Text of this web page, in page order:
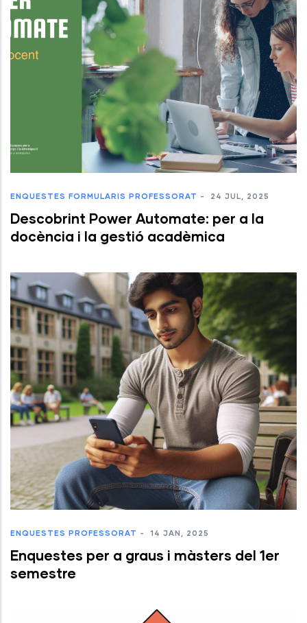
ENQUESTES FORMULARIS PROFESSORAT - 24 JUL, 2025
Descobrint Power Automate: per a la
docència i la gestió acadèmica
ENQUESTES PROFESSORAT - 14 JAN, 2025
Enquestes per a graus i màsters del 1er
semestre